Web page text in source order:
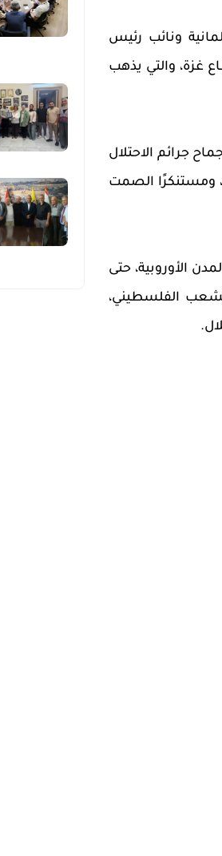
ونائب رئيس
غزة، والتي يذهب
جرائم الاحتلال
ومستنكرًا الصمت
الأوروبية، حتى
الفلسطيني،